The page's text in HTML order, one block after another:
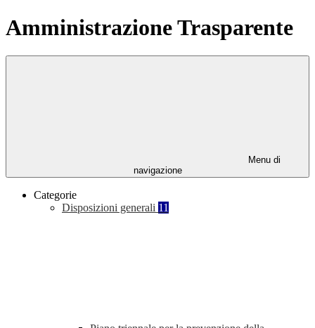
Amministrazione Trasparente
Menu di
navigazione
Categorie
Disposizioni generali 11